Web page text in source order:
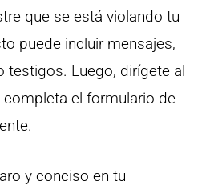
que se está violando tu
puede incluir mensajes,
testigos. Luego, dirígete al
completa el formulario de
y conciso en tu